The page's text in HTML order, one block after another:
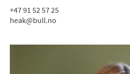
+47 91 52 57 25
heak@bull.no